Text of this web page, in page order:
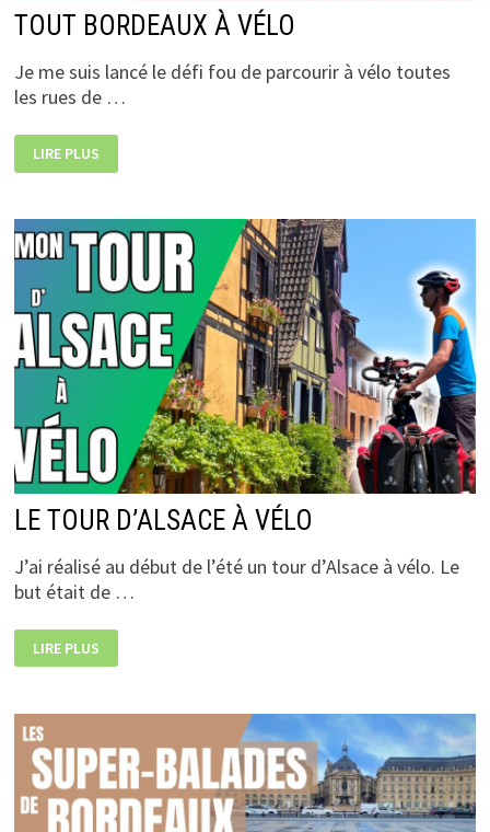
TOUT BORDEAUX À VÉLO
Je me suis lancé le défi fou de parcourir à vélo toutes
les rues de …
TOUT
BORDEAUX
À
LIRE PLUS
LE TOUR D’ALSACE À VÉLO
J’ai réalisé au début de l’été un tour d’Alsace à vélo. Le
but était de …
LE
TOUR
D’ALSACE
LIRE PLUS